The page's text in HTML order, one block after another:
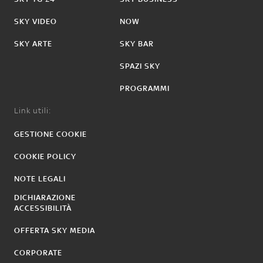
SKY VIDEO
SKY ARTE
NOW
SKY BAR
SPAZI SKY
PROGRAMMI
Link utili:
GESTIONE COOKIE
COOKIE POLICY
NOTE LEGALI
DICHIARAZIONE
ACCESSIBILITÀ
OFFERTA SKY MEDIA
CORPORATE